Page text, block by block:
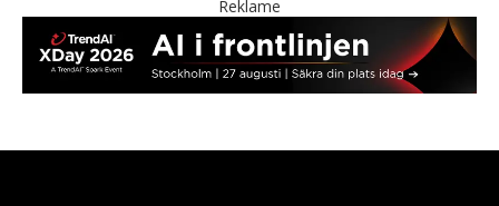
Reklame